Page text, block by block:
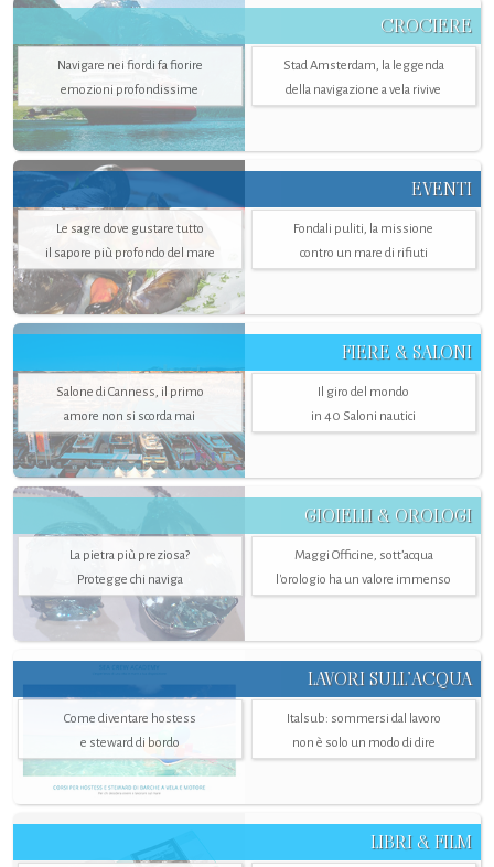
CROCIERE
Navigare nei fiordi fa fiorire
emozioni profondissime
Stad Amsterdam, la leggenda
della navigazione a vela rivive
EVENTI
Le sagre dove gustare tutto
il sapore più profondo del mare
Fondali puliti, la missione
contro un mare di rifiuti
FIERE & SALONI
Salone di Canness, il primo
amore non si scorda mai
Il giro del mondo
in 40 Saloni nautici
GIOIELLI & OROLOGI
La pietra più preziosa?
Protegge chi naviga
Maggi Officine, sott’acqua
l'orologio ha un valore immenso
LAVORI SULL’ACQUA
Come diventare hostess
e steward di bordo
Italsub: sommersi dal lavoro
non è solo un modo di dire
LIBRI & FILM